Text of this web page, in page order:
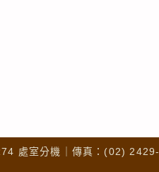
處室分機｜傳真：(02) 2429-